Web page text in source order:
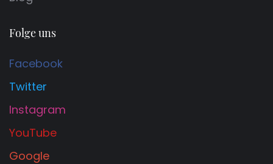
Folge uns
Facebook
Twitter
Instagram
YouTube
Google